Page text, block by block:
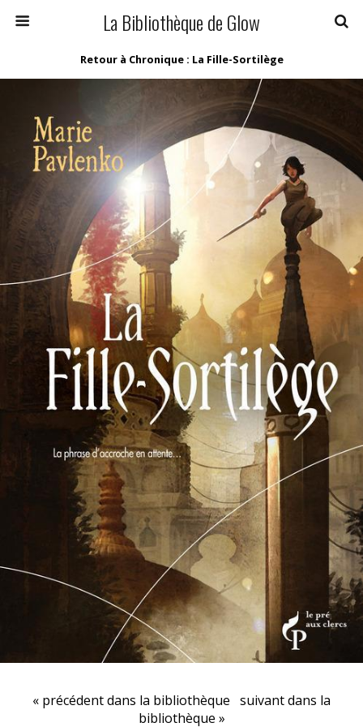
La Bibliothèque de Glow
Retour à Chronique : La Fille-Sortilège
« précédent dans la bibliothèque suivant dans la
bibliothèque »